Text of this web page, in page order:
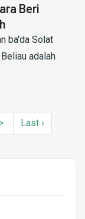
Beri
ba'da Solat
adalah
> Last ›